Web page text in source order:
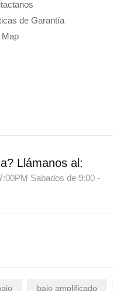
de Garantía
Map
Llámanos al:
Sabados de 9:00 -
bajo amplificado